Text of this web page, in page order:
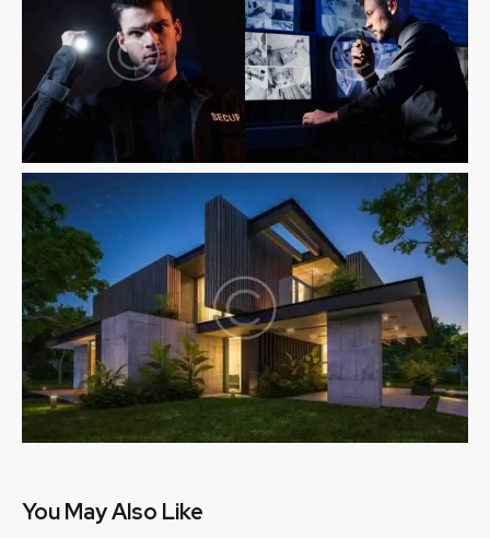
You May Also Like